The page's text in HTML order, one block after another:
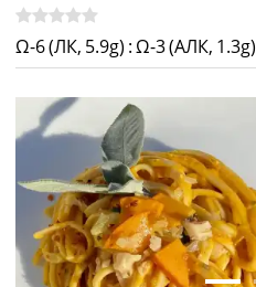
Ω-6 (ЛК, 5.9g) :Ω-3 (АЛК, 1.3g)